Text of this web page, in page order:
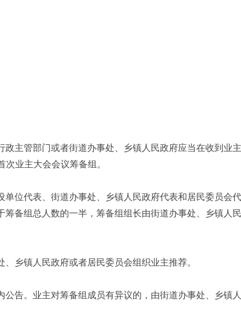
主管部门或者街道办事处、乡镇人民政府应当在收到业
业主大会会议筹备组。
位代表、街道办事处、乡镇人民政府代表和居民委员会
备组总人数的一半，筹备组组长由街道办事处、乡镇人
镇人民政府或者居民委员会组织业主推荐。
告。业主对筹备组成员有异议的，由街道办事处、乡镇